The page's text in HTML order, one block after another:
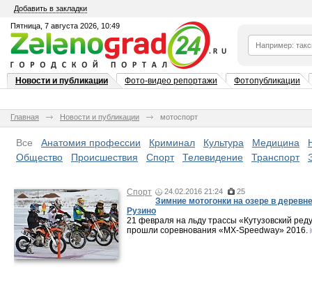
Добавить в закладки
Пятница, 7 августа 2026, 10:49
Новости и публикации Фото-видео репортажи Фотопубликации
Главная Новости и публикации мотоспорт
Все Анатомия профессии Криминал Культура Медицина
Общество
Происшествия Спорт Телевидение Транспорт
Спорт 24.02.2016 21:24 25
Зимние мотогонки на озере в деревне
Рузино
21 февраля на льду трассы «Кутузовский
прошли соревнования «MX-Speedway» 2016.